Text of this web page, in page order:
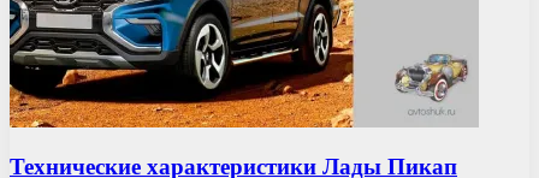
Технические характеристики Лады Пикап